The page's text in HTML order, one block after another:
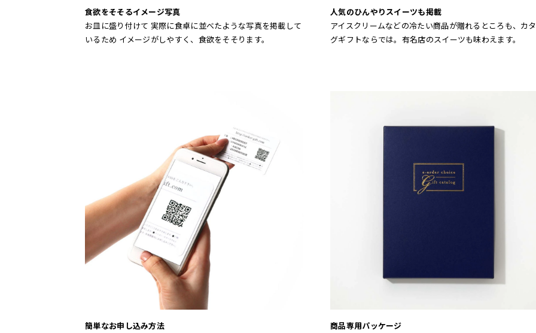
食欲をそそるイメージ写真
お皿に盛り付けて 実際に食卓に並べたような写真を掲載して
いるため イメージがしやすく、食欲をそそります。
人気のひんやりスイーツも掲載
アイスクリームなどの冷たい商品が贈れるところも、カ
グギフトならでは。有名店のスイーツも味わえます。
簡単なお申し込み方法
商品専用パッケージ